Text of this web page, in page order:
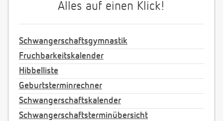
Alles auf einen Klick!
Schwangerschaftsgymnastik
Fruchbarkeitskalender
Hibbelliste
Geburtsterminrechner
Schwangerschaftskalender
Schwangerschaftsterminübersicht